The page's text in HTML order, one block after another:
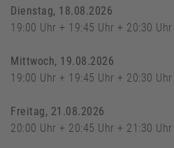
Dienstag, 18.08.2026
19:00 Uhr + 19:45 Uhr + 20:30 Uhr
Mittwoch, 19.08.2026
19:00 Uhr + 19:45 Uhr + 20:30 Uhr
Freitag, 21.08.2026
20:00 Uhr + 20:45 Uhr + 21:30 Uhr